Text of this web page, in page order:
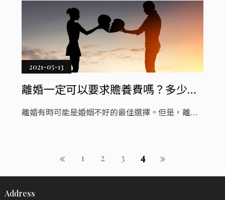
情況。他們負責檢查債務記錄，其中包括要支付的
債務，利息（如果有）和這些債務的期限。確實，
討債公司可以更輕鬆地代表債務人所欠的公司收債
進行債務協商。
2021-05-13
離婚一定可以要求贍養費嗎？多少才
是合理的呢？讓專業離婚律師幫您搞
離婚有時可能是婚姻不好的最佳選擇。但是，離婚
法律複雜性。讓離婚律師處理所有麻煩的事情通常
以提供完善的法律顧問。雙方通常使用不同的離婚
1 2 3 4
Address